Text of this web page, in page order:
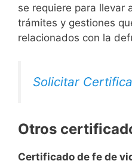
se requiere para llevar
trámites y gestiones
relacionados con la
Solicitar
Otros
Certificado de fe de